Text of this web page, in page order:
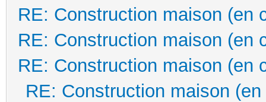
RE: Construction maison (en
RE: Construction maison (en
RE: Construction maison (en
RE: Construction maison